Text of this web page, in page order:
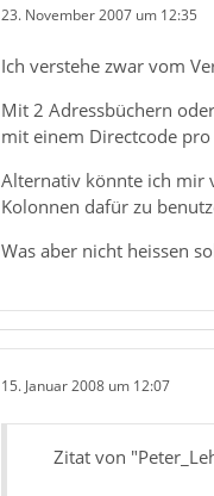
23. November 2007 um 12:35
Ich verstehe zwar vom
Mit 2 Adressbüchern
mit einem Directcode
Alternativ könnte ich mir
Kolonnen dafür zu
Was aber nicht heissen
15. Januar 2008 um 12:07
Zitat von